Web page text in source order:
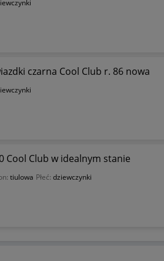
czarna Cool Club r. 86 nowa
Cool Club w idealnym stanie
tiulowa Płeć: dziewczynki